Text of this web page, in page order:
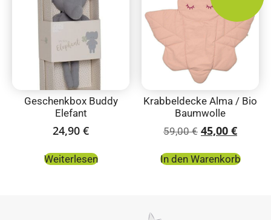
Geschenkbox Buddy
Elefant
24,90 €
Weiterlesen
Krabbeldecke Alma / Bio
Baumwolle
59,00€ 45,00 €
In den Warenkorb